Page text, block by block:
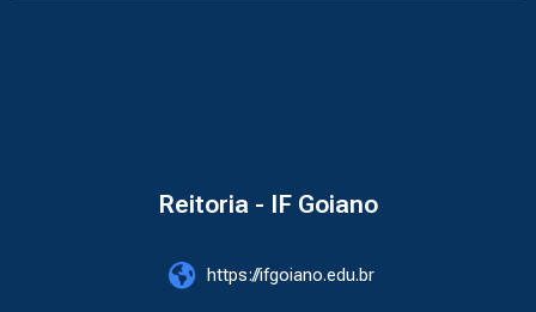
Reitoria - IF Goiano
https://ifgoiano.edu.br